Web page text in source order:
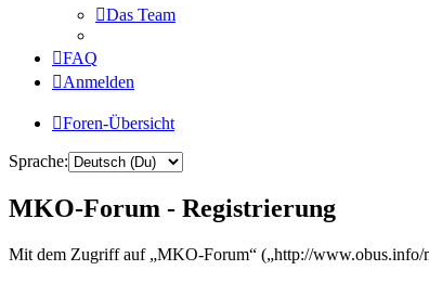
Das Team
FAQ
Anmelden
Foren-Übersicht
Sprache:
MKO-Forum - Registrierung
Mit dem Zugriff auf „MKO-Forum“ („http://www.obus.info/